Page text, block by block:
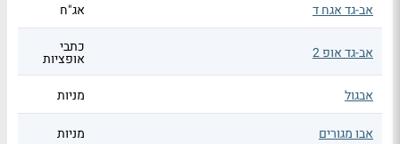
אב-גד אגח ד אג"ח
אב-גד אופ 2 כתבי
אופציות
אבגול
מניות
אבו מגורים מניות